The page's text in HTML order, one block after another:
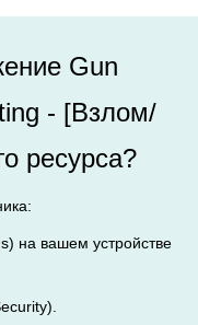
Gun
- [Взлом/
ресурса?
на вашем устройстве